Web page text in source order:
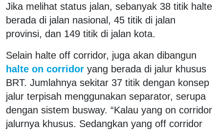
Jika melihat status jalan, sebanyak 38 titik halte
berada di jalan nasional, 45 titik di jalan
provinsi, dan 149 titik di jalan kota.
Selain halte off corridor, juga akan dibangun
halte on corridor yang berada di jalur khusus
BRT. Jumlahnya sekitar 37 titik dengan konsep
jalur terpisah menggunakan separator, serupa
dengan sistem busway. “Kalau yang on corridor
jalurnya khusus. Sedangkan yang off corridor